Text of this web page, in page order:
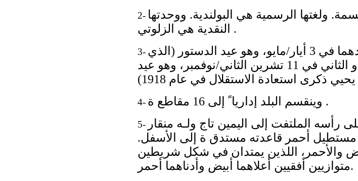
2- 38. 1 مليون نسمة. ولغتها الرسمية هي البولندية. ووحدتها
النقدية هي الزلوتي .
3- وتحتفل بولندا بعيدين وطنيين: أحدهما في 3 أيار/مايو، وهو عيد الدستور (الذي
يحيي ذكرى إصدار دستور عام 1791)، و الثاني في 11 تشرين الثاني/نوفمبر، وهو عيد
4- وينقسم البلد إداريا ً إلى 16 مقاطع ة .
5- الملتفت إلى اليمين تاج ولـه منقار
مستطيل أحمر قاعدته مستدق ة إلى الأسفل.
والأحمر، اللذين يمتدان في شكل شريطين
متوازيين أفقيين أعلاهما أبيض وأدناهما أحمر.